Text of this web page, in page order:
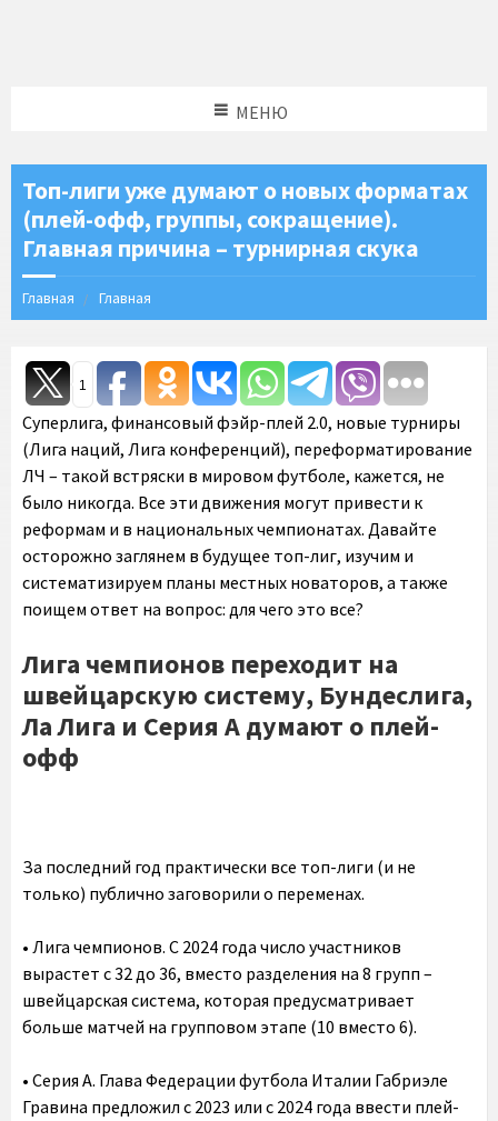
МЕНЮ
Топ-лиги уже думают о новых форматах
(плей-офф, группы, сокращение).
Главная причина – турнирная скука
Главная Главная
1
Суперлига, финансовый фэйр-плей 2.0, новые турниры
(Лига наций, Лига конференций), переформатирование
ЛЧ – такой встряски в мировом футболе, кажется, не
было никогда. Все эти движения могут привести к
реформам и в национальных чемпионатах. Давайте
осторожно заглянем в будущее топ-лиг, изучим и
систематизируем планы местных новаторов, а также
поищем ответ на вопрос: для чего это все?
Лига чемпионов переходит на
швейцарскую систему, Бундеслига,
Ла Лига и Серия А думают о плей-
офф
За последний год практически все топ-лиги (и не
только) публично заговорили о переменах.
• Лига чемпионов. С 2024 года число участников
вырастет с 32 до 36, вместо разделения на 8 групп –
швейцарская система, которая предусматривает
больше матчей на групповом этапе (10 вместо 6).
• Серия А. Глава Федерации футбола Италии Габриэле
Гравина предложил с 2023 или с 2024 года ввести плей-